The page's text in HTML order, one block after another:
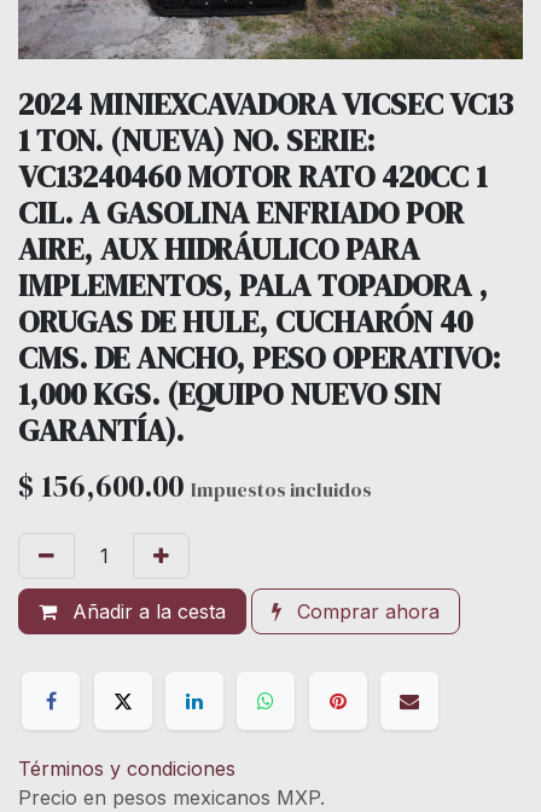
2024 MINIEXCAVADORA VICSEC VC13
1 TON. (NUEVA) NO. SERIE:
VC13240460 MOTOR RATO 420CC 1
CIL. A GASOLINA ENFRIADO POR
AIRE, AUX HIDRÁULICO PARA
IMPLEMENTOS, PALA TOPADORA ,
ORUGAS DE HULE, CUCHARÓN 40
CMS. DE ANCHO, PESO OPERATIVO:
1,000 KGS. (EQUIPO NUEVO SIN
GARANTÍA).
$ 156,600.00 Impuestos incluidos
Añadir a la cesta Comprar ahora
Términos y condiciones
Precio en pesos mexicanos MXP.